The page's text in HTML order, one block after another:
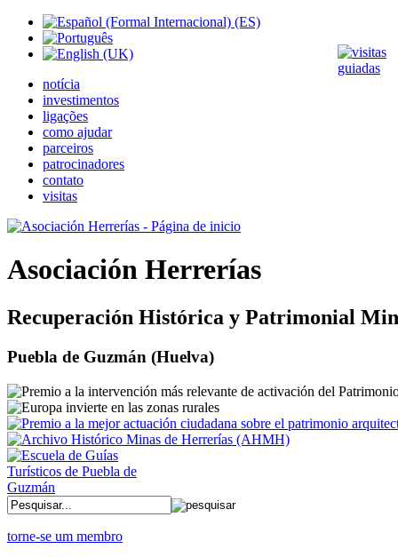
notícia
investimentos
ligações
como ajudar
parceiros
patrocinadores
contato
visitas
Asociación Herrerías
Recuperación Histórica y Patrimonial
Puebla de Guzmán (Huelva)
torne-se um membro